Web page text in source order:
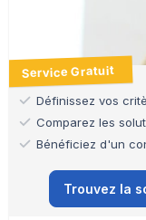
Service Gratuit
Définissez vos
Comparez les
Bénéficiez d'un
Trouvez la